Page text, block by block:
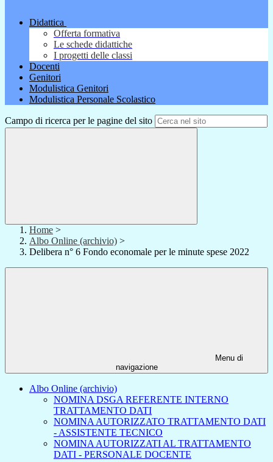
Didattica
Offerta formativa
Le schede didattiche
I progetti delle classi
Docenti
Genitori
Modulistica Genitori
Modulistica Personale Scolastico
Campo di ricerca per le pagine del sito
Home >
Albo Online (archivio) >
Delibera n° 6 Fondo economale per le minute spese 2022
Menu di
navigazione
Albo Online (archivio)
NOMINA DSGA REFERENTE INTERNO
TRATTAMENTO DATI
NOMINA AUTORIZZATO TRATTAMENTO DATI
- ASSISTENTE TECNICO
NOMINA AUTORIZZATI AL TRATTAMENTO
DATI - PERSONALE DOCENTE